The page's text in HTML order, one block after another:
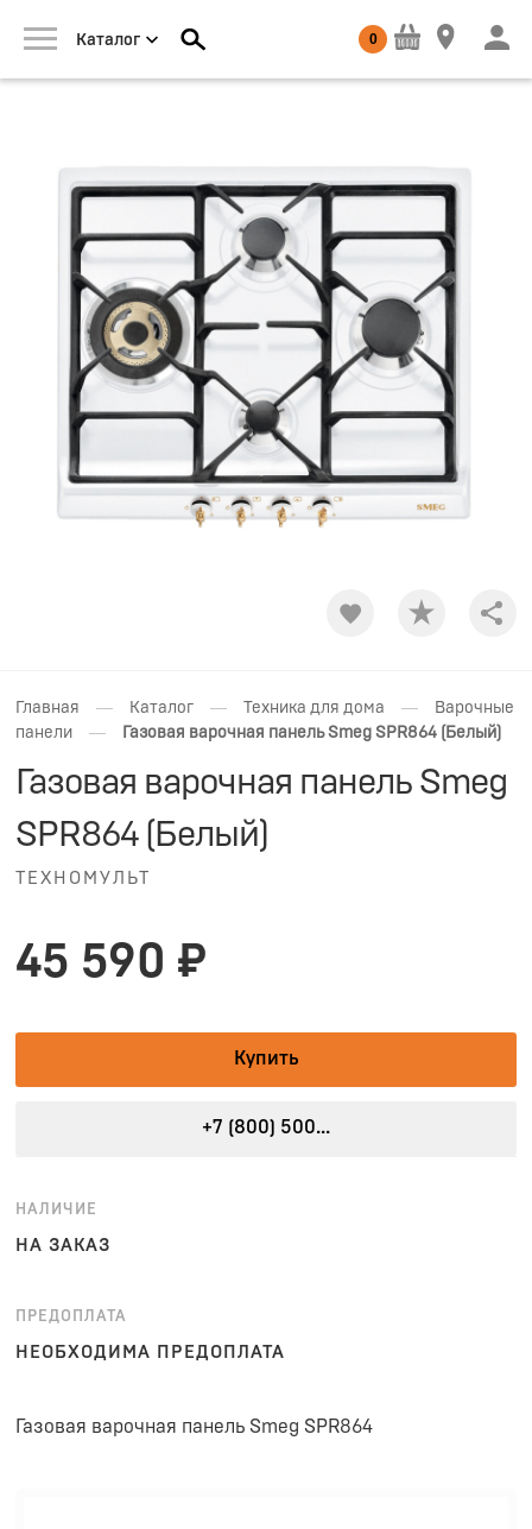
Каталог 0
Главная — Каталог — Техника для дома —
Варочные
панели
— Газовая варочная панель Smeg SPR864 (Белый)
Газовая варочная панель Smeg
SPR864 (Белый)
ТЕХНОМУЛЬТ
45 590 ₽
Купить
+7 (800) 500...
НАЛИЧИЕ
НА ЗАКАЗ
ПРЕДОПЛАТА
НЕОБХОДИМА ПРЕДОПЛАТА
Газовая варочная панель Smeg SPR864